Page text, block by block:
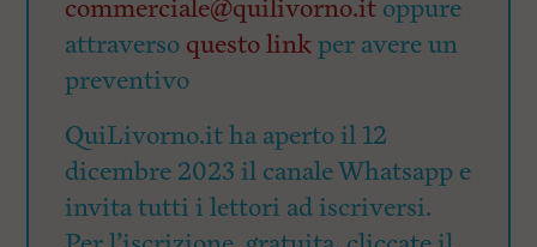
commerciale@quilivorno.it oppure
attraverso questo linkper avere un
preventivo
QuiLivorno.it ha aperto il 12
dicembre 2023 il canale Whatsapp e
invita tutti i lettori ad iscriversi.